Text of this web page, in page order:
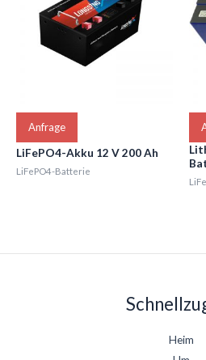
Anfrage
LiFePO4-Akku 12 V 200 Ah
LiFePO4-Batterie
Heim